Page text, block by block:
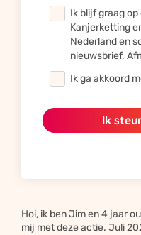
Ik blijf graag
Kanjerketting
Nederland en
nieuwsbrief.
Ik ga akkoord
Ik
Hoi, ik ben Jim en 4 jaar
mij met deze actie. Juli